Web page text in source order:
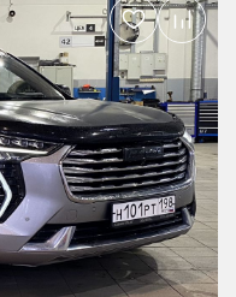
Добавить
в
избранное